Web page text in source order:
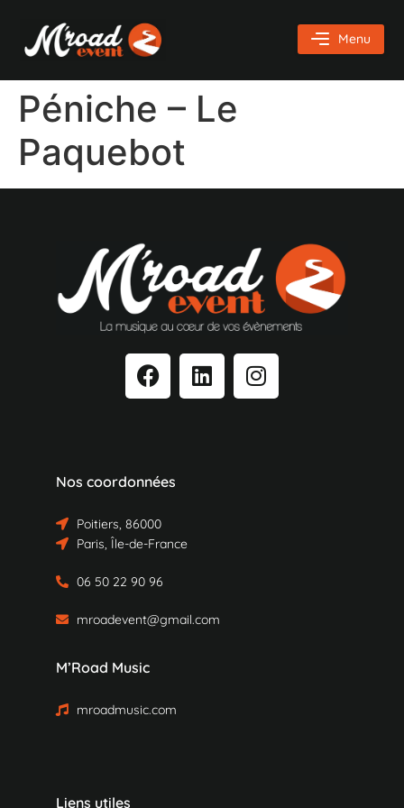
Menu
Péniche – Le
Paquebot
Nos coordonnées
Poitiers, 86000
Paris, Île-de-France
06 50 22 90 96
mroadevent@gmail.com
M’Road Music
mroadmusic.com
Liens utiles